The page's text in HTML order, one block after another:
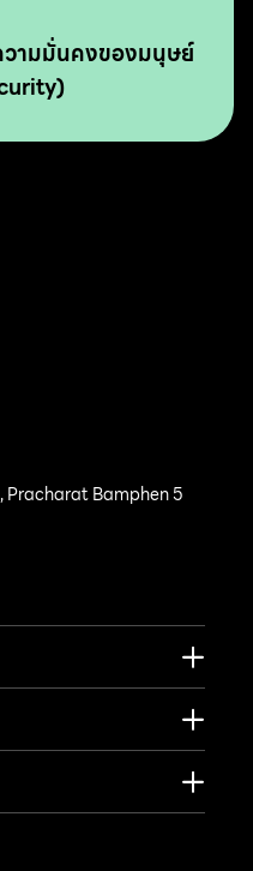
วามมั่นคงของมนุษย์
Pracharat Bamphen 5